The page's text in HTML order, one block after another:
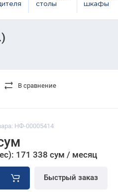
столы
шкафы
НФ-00005414
171 338 сум / месяц
Быстрый заказ
В сравнение